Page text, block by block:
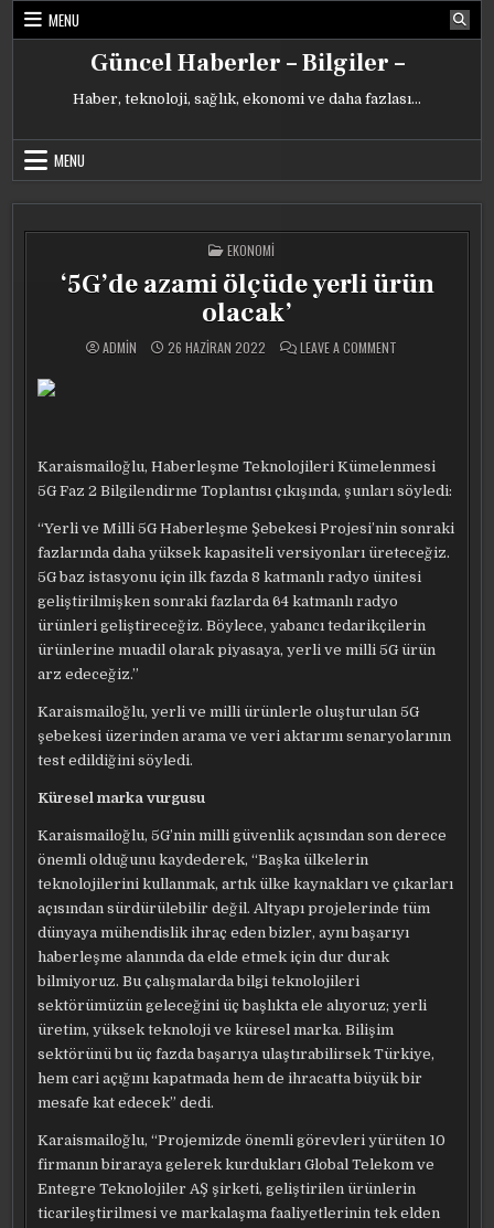
Skip
MENU
Güncel Haberler – Bilgiler –
Haber, teknoloji, sağlık, ekonomi ve daha fazlası…
MENU
POSTED
IN
EKONOMI
‘5G’de azami ölçüde yerli ürün
olacak’
ADMIN 26 HAZIRAN 2022 LEAVE A COMMENT
Karaismailoğlu, Haberleşme Teknolojileri Kümelenmesi
5G Faz 2 Bilgilendirme Toplantısı çıkışında, şunları söyledi:
“Yerli ve Milli 5G Haberleşme Şebekesi Projesi’nin sonraki
fazlarında daha yüksek kapasiteli versiyonları üreteceğiz.
5G baz istasyonu için ilk fazda 8 katmanlı radyo ünitesi
geliştirilmişken sonraki fazlarda 64 katmanlı radyo
ürünleri geliştireceğiz. Böylece, yabancı tedarikçilerin
ürünlerine muadil olarak piyasaya, yerli ve milli 5G ürün
arz edeceğiz.”
Karaismailoğlu, yerli ve milli ürünlerle oluşturulan 5G
şebekesi üzerinden arama ve veri aktarımı senaryolarının
test edildiğini söyledi.
Küresel marka vurgusu
Karaismailoğlu, 5G’nin milli güvenlik açısından son derece
önemli olduğunu kaydederek, “Başka ülkelerin
teknolojilerini kullanmak, artık ülke kaynakları ve çıkarları
açısından sürdürülebilir değil. Altyapı projelerinde tüm
dünyaya mühendislik ihraç eden bizler, aynı başarıyı
haberleşme alanında da elde etmek için dur durak
bilmiyoruz. Bu çalışmalarda bilgi teknolojileri
sektörümüzün geleceğini üç başlıkta ele alıyoruz; yerli
üretim, yüksek teknoloji ve küresel marka. Bilişim
sektörünü bu üç fazda başarıya ulaştırabilirsek Türkiye,
hem cari açığını kapatmada hem de ihracatta büyük bir
mesafe kat edecek” dedi.
Karaismailoğlu, “Projemizde önemli görevleri yürüten 10
firmanın biraraya gelerek kurdukları Global Telekom ve
Entegre Teknolojiler AŞ şirketi, geliştirilen ürünlerin
ticarileştirilmesi ve markalaşma faaliyetlerinin tek elden